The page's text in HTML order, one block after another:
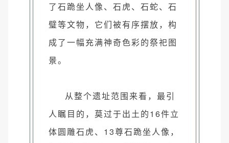
了石跪坐人像、石虎、石蛇、石
璧等文物，它们被有序摆放，构
成了一幅充满神奇色彩的祭祀图
景。
从整个遗址范围来看，最引
人瞩目的，莫过于出土的16件立
体圆雕石虎、13尊石跪坐人像，